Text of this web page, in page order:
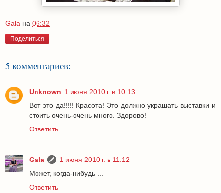
Gala на 06:32
Поделиться
5 комментариев:
Unknown 1 июня 2010 г. в 10:13
Вот это да!!!!! Красота! Это должно украшать выставки и
стоить очень-очень много. Здорово!
Ответить
Gala
1 июня 2010 г. в 11:12
Может, когда-нибудь ...
Ответить